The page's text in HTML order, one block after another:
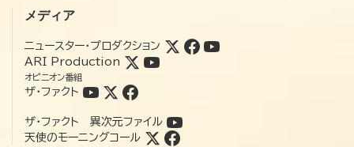
メディア
ニュースター・プロダクション
ARI Production
オピニオン番組
ザ・ファクト
ザ・ファクト 異次元ファイル
天使のモーニングコール